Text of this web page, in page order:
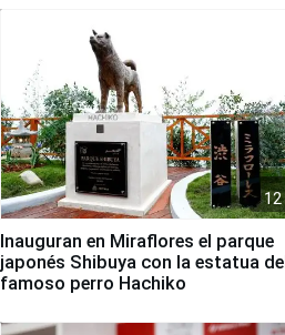
12
Inauguran en Miraflores el parque
japonés Shibuya con la estatua del
famoso perro Hachiko